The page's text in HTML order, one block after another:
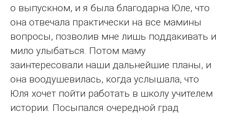
о выпускном, и я была благодарна Юле, что
она отвечала практически на все мамины
вопросы, позволив мне лишь поддакивать и
мило улыбаться. Потом маму
заинтересовали наши дальнейшие планы, и
она воодушевилась, когда услышала, что
Юля хочет пойти работать в школу учителем
истории. Посыпался очередной град